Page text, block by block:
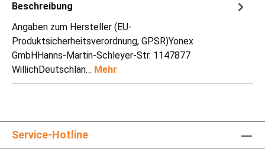
Beschreibung
Angaben zum Hersteller (EU-
Produktsicherheitsverordnung, GPSR)Yonex
GmbHHanns-Martin-Schleyer-Str. 1147877
WillichDeutschlan… Mehr
Service-Hotline